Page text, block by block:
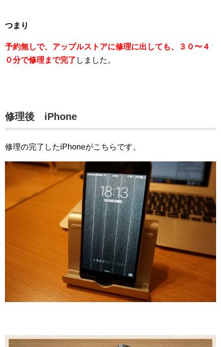
つまり
予約無しで、アップルストアに修理に出しても、３０〜４
０分で修理まで完了 しました。
修理後 iPhone
修理の完了したiPhoneがこちらです。